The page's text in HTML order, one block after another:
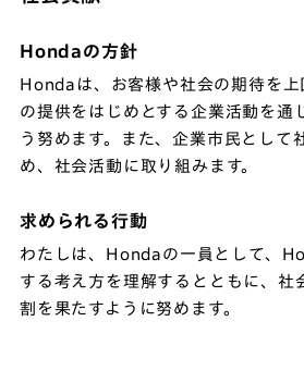
Hondaの方針
Hondaは、お客様や社会の期待を上
の提供をはじめとする企業活動を通
う努めます。また、企業市民として
め、社会活動に取り組みます。
求められる行動
わたしは、Hondaの一員として、
する考え方を理解するとともに、社
割を果たすように努めます。